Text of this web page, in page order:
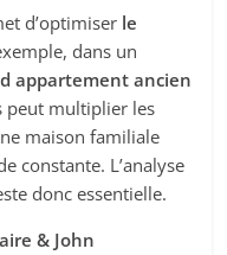
d’optimiser le
dans un
appartement ancien
peut multiplier les
maison familiale
constante. L’analyse
donc essentielle.
& John